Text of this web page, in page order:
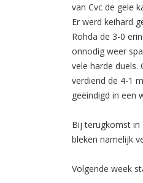
van Cvc de gele
Er werd keihard
Rohda de 3-0
onnodig weer
vele harde duels.
verdiend de 4-1
geëindigd in een
Bij terugkomst in
bleken namelijk
Volgende week